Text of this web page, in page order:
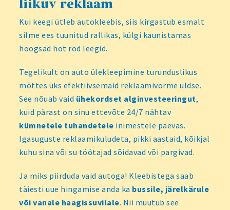
liikuv reklaam
Kui keegi ütleb autokleebis, siis kirgastub esmalt
silme ees tuunitud rallikas, külgi kaunistamas
hoogsad hot rod leegid.
Tegelikult on auto ülekleepimine turunduslikus
mõttes üks efektiivsemaid reklaamivorme üldse.
See nõuab vaid ühekordset alginvesteeringut,
kuid pärast on sinu ettevõte 24/7 nähtav
kümnetele tuhandetele inimestele päevas.
Igasuguste reklaamikuludeta, pikki aastaid, kõikjal
kuhu sina või su töötajad sõidavad või pargivad.
Ja miks piirduda vaid autoga! Kleebistega saab
täiesti uue hingamise anda ka bussile, järelkärule
või vanale haagissuvilale. Nii muutub see